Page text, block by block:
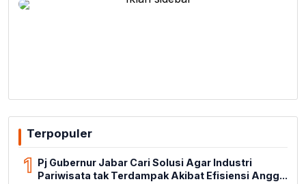
Terpopuler
1 Pj Gubernur Jabar Cari Solusi Agar Industri
Pariwisata tak Terdampak Akibat Efisiensi Angg...